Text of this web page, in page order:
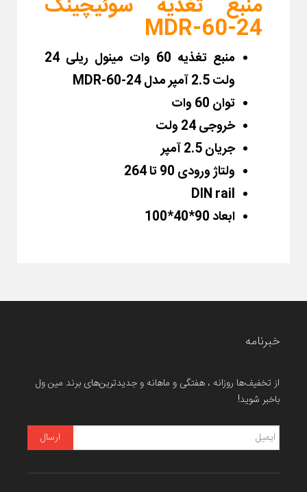
MDR-60-24
منبع تغذیه 60 وات مینول ریلی 24
ولت 2.5 آمپر مدل MDR-60-24
توان 60 وات
خروجی 24 ولت
جریان 2.5 آمپر
ولتاژ ورودی 90 تا 264
DIN rail
ابعاد 90*40*100
خبرنامه
از تخفیف‌ها روزانه ، هفتگی و ماهانه و جدیدترین‌های برند مین ول
باخبر شوید!